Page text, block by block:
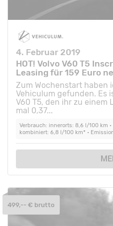
4. Februar 2019
HOT! Volvo V60 T5
Leasing für 159 Euro
Zum Wochenstart haben
Vehiculum gefunden. Es
V60 T5, den ihr zu einem
mal 0,37...
Verbrauch: innerorts: 8,6 l/100 km
kombiniert: 6,8 l/100 km* •
499,-- € brutto